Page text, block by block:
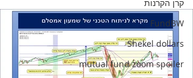
קרן הקרנות
FundBW
Shekel dollars
mutual fund zoom spoiler